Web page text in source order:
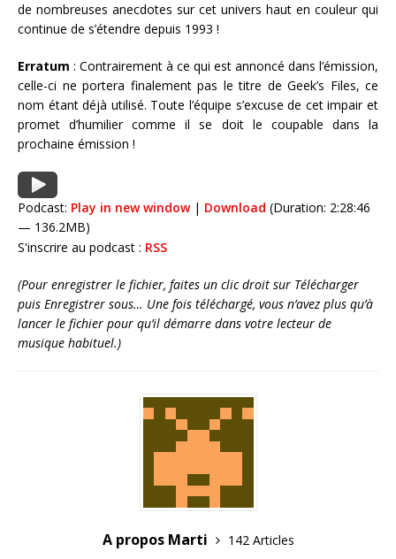
de nombreuses anecdotes sur cet univers haut en couleur qui
continue de s’étendre depuis 1993 !
Erratum : Contrairement à ce qui est annoncé dans l’émission,
celle-ci ne portera finalement pas le titre de Geek’s Files, ce
nom étant déjà utilisé. Toute l’équipe s’excuse de cet impair et
promet d’humilier comme il se doit le coupable dans la
prochaine émission !
Podcast: Play in new window| Download (Duration: 2:28:46
— 136.2MB)
S'inscrire au podcast : RSS
(Pour enregistrer le fichier, faites un clic droit sur Télécharger
puis Enregistrer sous… Une fois téléchargé, vous n’avez plus qu’à
lancer le fichier pour qu’il démarre dans votre lecteur de
musique habituel.)
A propos Marti
142 Articles